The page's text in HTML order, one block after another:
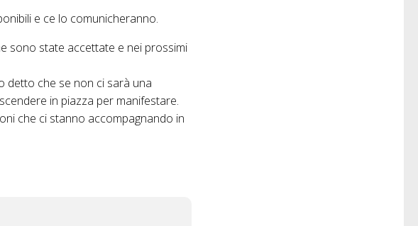
e ce lo comunicheranno.
sono state accettate e nei prossimi
detto che se non ci sarà una
in piazza per manifestare.
che ci stanno accompagnando in